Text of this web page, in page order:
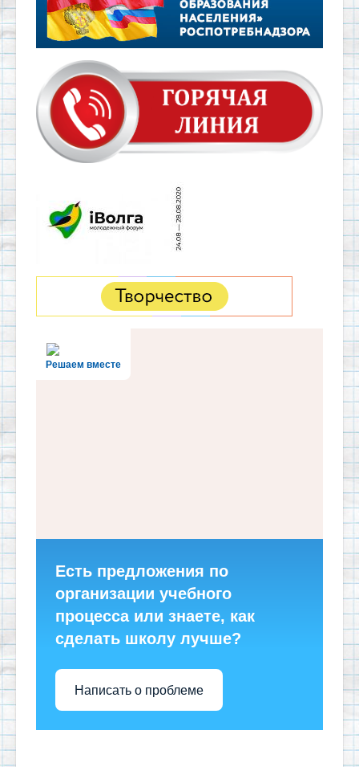
Решаем вместе
Есть предложения по
организации учебного
процесса или знаете, как
сделать школу лучше?
Написать о проблеме